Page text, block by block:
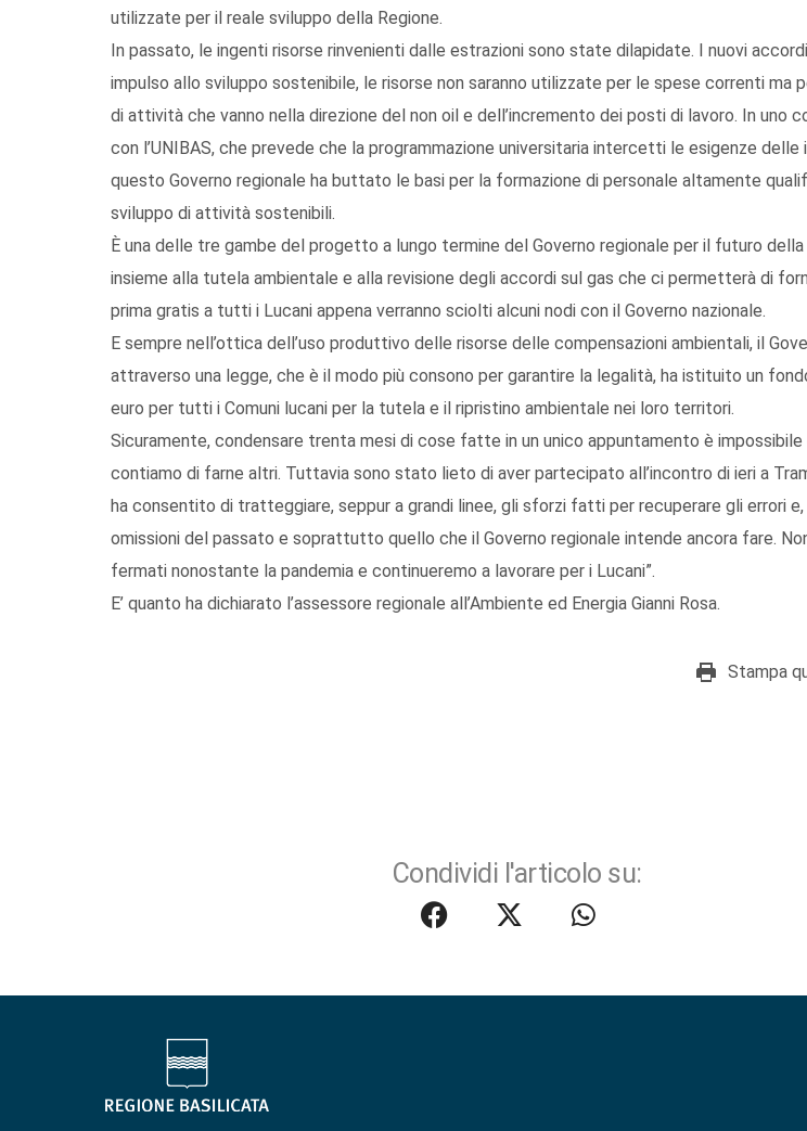
utilizzate per il reale sviluppo della Regione.
In passato, le ingenti risorse rinvenienti dalle estrazioni sono state dilapidate. I nuovi
impulso allo sviluppo sostenibile, le risorse non saranno utilizzate per le spese correnti ma
di attività che vanno nella direzione del non oil e dell’incremento dei posti di lavoro. In uno
con l’UNIBAS, che prevede che la programmazione universitaria intercetti le esigenze delle
questo Governo regionale ha buttato le basi per la formazione di personale altamente
sviluppo di attività sostenibili.
È una delle tre gambe del progetto a lungo termine del Governo regionale per il futuro della
insieme alla tutela ambientale e alla revisione degli accordi sul gas che ci permetterà di
prima gratis a tutti i Lucani appena verranno sciolti alcuni nodi con il Governo nazionale.
E sempre nell’ottica dell’uso produttivo delle risorse delle compensazioni ambientali, il
attraverso una legge, che è il modo più consono per garantire la legalità, ha istituito un
euro per tutti i Comuni lucani per la tutela e il ripristino ambientale nei loro territori.
Sicuramente, condensare trenta mesi di cose fatte in un unico appuntamento è
contiamo di farne altri. Tuttavia sono stato lieto di aver partecipato all’incontro di ieri a
ha consentito di tratteggiare, seppur a grandi linee, gli sforzi fatti per recuperare gli errori
omissioni del passato e soprattutto quello che il Governo regionale intende ancora fare.
fermati nonostante la pandemia e continueremo a lavorare per i Lucani”.
E’ quanto ha dichiarato l’assessore regionale all’Ambiente ed Energia Gianni Rosa.
Stampa
Condividi l'articolo su: